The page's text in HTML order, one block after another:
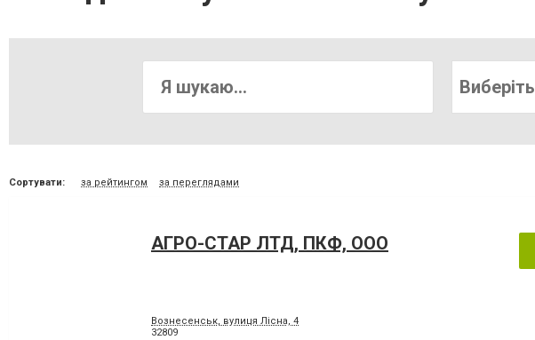
Виберіть
Сортувати: за рейтингом за переглядами
АГРО-СТАР ЛТД, ПКФ, ООО
Вознесенськ, вулиця Лісна, 4
32809